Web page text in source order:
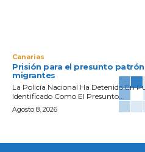
Canarias
Prisión para el presunto
migrantes
La Policía Nacional Ha Detenido En
Identificado Como El Presunto...
Agosto 8, 2026